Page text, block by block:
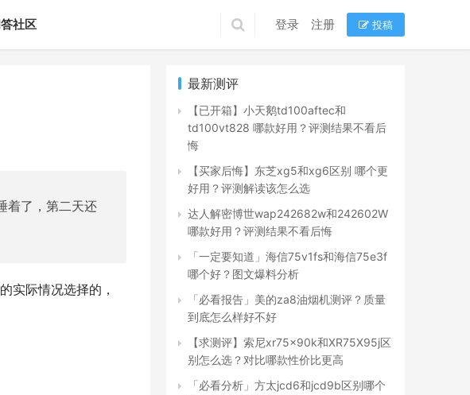
社区 登录 注册 投稿
着了，第二天还
实际情况选择的，
最新测评
【已开箱】小天鹅td100aftec和
td100vt828 哪款好用？评测结果不看后
悔
【买家后悔】东芝xg5和xg6区别 哪个更
好用？评测解读该怎么选
达人解密博世wap242682w和242602W
哪款好用？评测结果不看后悔
「一定要知道」海信75v1fs和海信75e3f
哪个好？图文爆料分析
「必看报告」美的za8油烟机测评？质量
到底怎么样好不好
【求测评】索尼xr75x90k和XR75X95j区
别怎么选？对比哪款性价比更高
「必看分析」方太jcd6和jcd9b区别哪个